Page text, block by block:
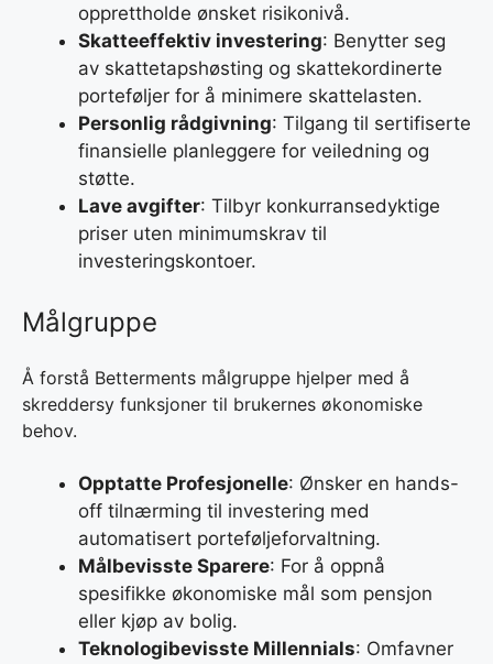
opprettholde ønsket risikonivå.
Skatteeffektiv investering: Benytter seg
av skattetapshøsting og skattekordinerte
porteføljer for å minimere skattelasten.
Personlig rådgivning: Tilgang til sertifiserte
finansielle planleggere for veiledning og
støtte.
Lave avgifter: Tilbyr konkurransedyktige
priser uten minimumskrav til
investeringskontoer.
Målgruppe
Å forstå Betterments målgruppe hjelper med å
skreddersy funksjoner til brukernes økonomiske
behov.
Opptatte Profesjonelle: Ønsker en hands-
off tilnærming til investering med
automatisert porteføljeforvaltning.
Målbevisste Sparere: For å oppnå
spesifikke økonomiske mål som pensjon
eller kjøp av bolig.
Teknologibevisste Millennials: Omfavner